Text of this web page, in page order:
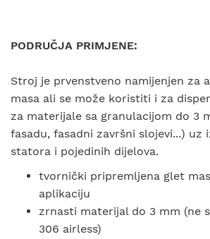
PODRUČJA PRIMJENE:
Stroj je prvenstveno namijenjen za
masa ali se može koristiti i za
za materijale sa granulacijom do 3
fasadu, fasadni završni slojevi...) uz
statora i pojedinih dijelova.
tvornički pripremljena glet
aplikaciju
zrnasti materijal do 3 mm (ne
306 airless)